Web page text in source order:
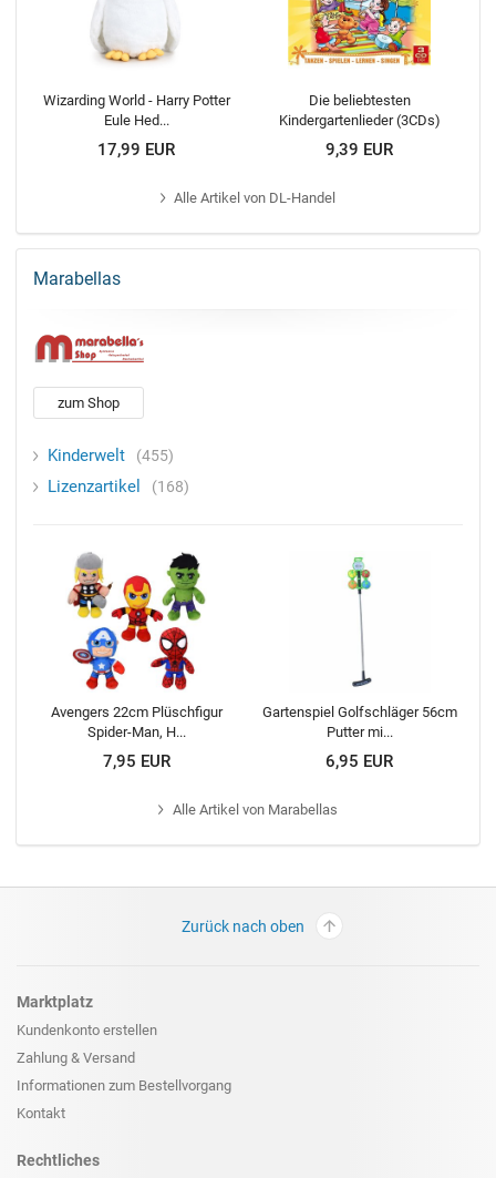
Wizarding World - Harry Potter
Eule Hed...
17,99 EUR
Die beliebtesten
Kindergartenlieder (3CDs)
9,39 EUR
AlleArtikel von DL-Handel
Marabellas
zum Shop
Kinderwelt 455
Lizenzartikel 168
Avengers 22cm Plüschfigur
Spider-Man, H...
7,95 EUR
Gartenspiel Golfschläger 56cm
Putter mi...
6,95 EUR
Alle Artikel von Marabellas
Zurück nach oben
Marktplatz
Kundenkonto erstellen
Zahlung & Versand
Informationen zum Bestellvorgang
Kontakt
Rechtliches